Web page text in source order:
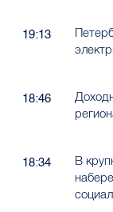
19:13
18:46
18:34
В